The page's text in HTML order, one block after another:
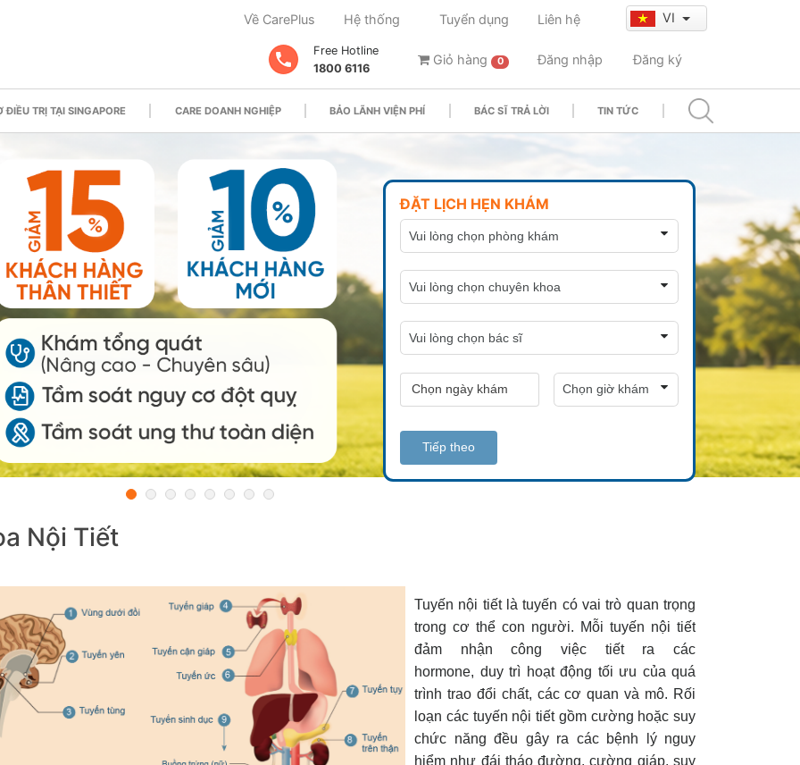
Về CarePlus Hệ thống Tuyển dụng Liên hệ VI
Free Hotline
1800 6116
Giỏ hàng 0 Đăng nhập Đăng ký
ĐIỀU TRỊ TẠI SINGAPORE CARE DOANH NGHIỆP BẢO LÃNH VIỆN PHÍ BÁC SĨ TRẢ LỜI TIN TỨC
ĐẶT LỊCH HẸN KHÁM
Tiếp theo
Nội Tiết
Tuyến nội tiết là tuyến có vai trò quan trọng
trong cơ thể con người. Mỗi tuyến nội tiết
đảm nhận công việc tiết ra các
hormone, duy trì hoạt động tối ưu của quá
trình trao đổi chất, các cơ quan và mô. Rối
loạn các tuyến nội tiết gồm cường hoặc suy
chức năng đều gây ra các bệnh lý nguy
hiểm như đái tháo đường, cường giáp, suy